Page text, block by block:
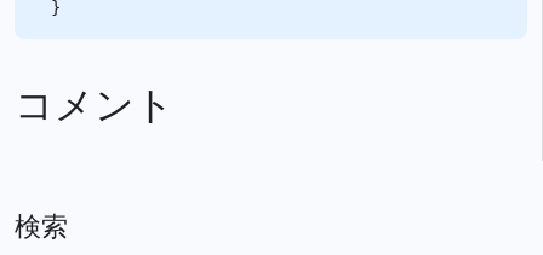
コメント
検索